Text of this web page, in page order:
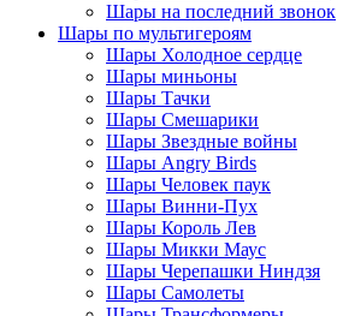
Шары на последний звонок
Шары по мультигероям
Шары Холодное сердце
Шары миньоны
Шары Тачки
Шары Смешарики
Шары Звездные войны
Шары Angry Birds
Шары Человек паук
Шары Винни-Пух
Шары Король Лев
Шары Микки Маус
Шары Черепашки Ниндзя
Шары Самолеты